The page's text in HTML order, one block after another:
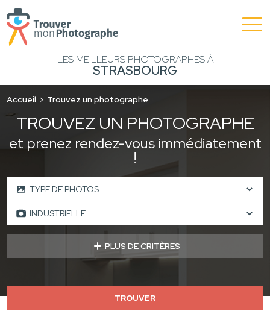
LES MEILLEURS PHOTOGRAPHES À
STRASBOURG
Accueil Trouvez un photographe
TROUVEZ UN PHOTOGRAPHE
et prenez rendez-vous immédiatement
!
PLUS DE CRITÈRES
TROUVER